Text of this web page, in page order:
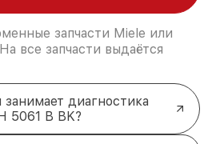
запчасти Miele или
все запчасти выдаётся
диагностика
5061 B BK?